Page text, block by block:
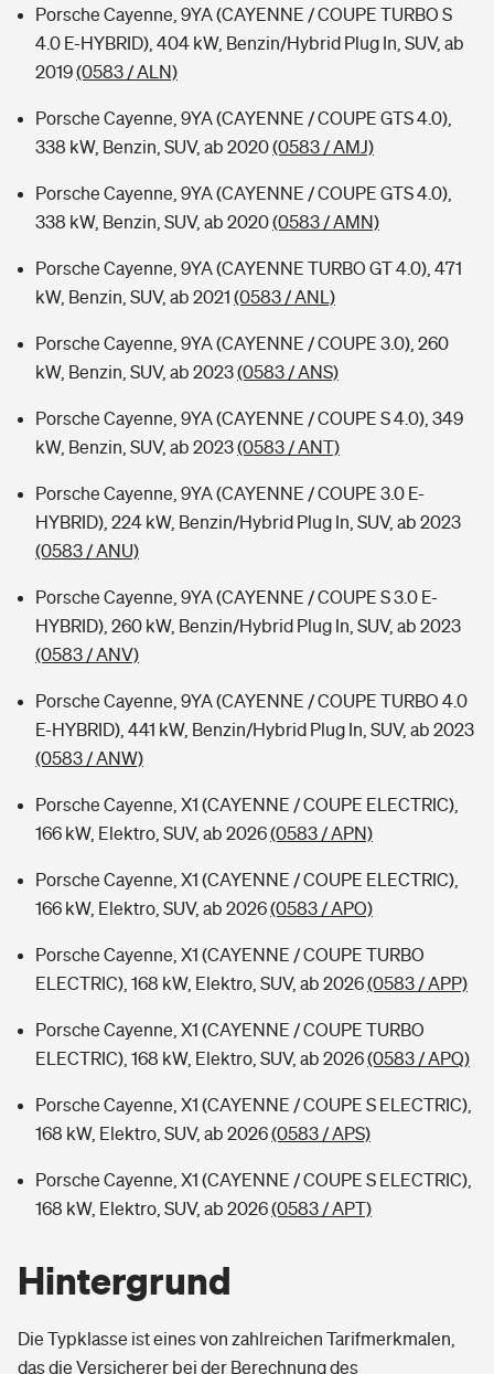
Porsche Cayenne, 9YA (CAYENNE / COUPE TURBO S
4.0 E-HYBRID), 404 kW, Benzin/Hybrid Plug In, SUV, ab
2019(0583 / ALN)
Porsche Cayenne, 9YA (CAYENNE / COUPE GTS 4.0),
338 kW, Benzin, SUV, ab 2020(0583 / AMJ)
Porsche Cayenne, 9YA (CAYENNE / COUPE GTS 4.0),
338 kW, Benzin, SUV, ab 2020(0583 / AMN)
Porsche Cayenne, 9YA (CAYENNE TURBO GT 4.0), 471
kW, Benzin, SUV, ab 2021 (0583 / ANL)
Porsche Cayenne, 9YA (CAYENNE / COUPE 3.0), 260
kW, Benzin, SUV, ab 2023(0583 / ANS)
Porsche Cayenne, 9YA (CAYENNE / COUPE S 4.0), 349
kW, Benzin, SUV, ab 2023(0583 / ANT)
Porsche Cayenne, 9YA (CAYENNE / COUPE 3.0 E-
HYBRID), 224 kW, Benzin/Hybrid Plug In, SUV, ab 2023
(0583 / ANU)
Porsche Cayenne, 9YA (CAYENNE / COUPE S 3.0 E-
HYBRID), 260 kW, Benzin/Hybrid Plug In, SUV, ab 2023
(0583 / ANV)
Porsche Cayenne, 9YA (CAYENNE / COUPE TURBO 4.0
E-HYBRID), 441 kW, Benzin/Hybrid Plug In, SUV, ab 2023
(0583 / ANW)
Porsche Cayenne, X1 (CAYENNE / COUPE ELECTRIC),
166 kW, Elektro, SUV, ab 2026(0583 / APN)
Porsche Cayenne, X1 (CAYENNE / COUPE ELECTRIC),
166 kW, Elektro, SUV, ab 2026(0583 / APO)
Porsche Cayenne, X1 (CAYENNE / COUPE TURBO
ELECTRIC), 168 kW, Elektro, SUV, ab 2026(0583 / APP)
Porsche Cayenne, X1 (CAYENNE / COUPE TURBO
ELECTRIC), 168 kW, Elektro, SUV, ab 2026(0583 / APQ)
Porsche Cayenne, X1 (CAYENNE / COUPE S ELECTRIC),
168 kW, Elektro, SUV, ab 2026(0583 / APS)
Porsche Cayenne, X1 (CAYENNE / COUPE S ELECTRIC),
168 kW, Elektro, SUV, ab 2026(0583 / APT)
Hintergrund
Die Typklasse ist eines von zahlreichen Tarifmerkmalen,
das die Versicherer bei der Berechnung des